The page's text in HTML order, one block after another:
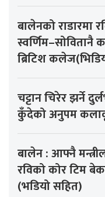
बालेनको
ब्रिटिश
चट्टान चिरेर झर्ने
कुँदेको अनुपम
बालेन : आफ्नै
रविको कोर टिम
(भडियो सहित)